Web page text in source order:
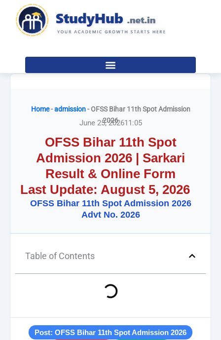
content
Home-admission- OFSS Bihar 11th Spot Admission
2026
June 25, 202611:05
OFSS Bihar 11th Spot
Admission 2026 | Sarkari
Result & Online Form
Last Update: August 5, 2026
OFSS Bihar 11th Spot Admission 2026
Advt No. 2026
Table of Contents
Post: OFSS Bihar 11th Spot Admission 2026